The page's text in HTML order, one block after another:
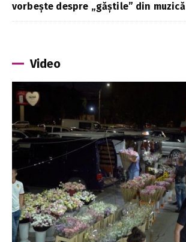
vorbește despre „găștile” din muzică
Video